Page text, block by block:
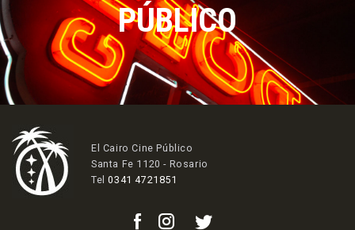
PÚBLICO
El Cairo Cine Público
Santa Fe 1120 - Rosario
Tel0341 4721851